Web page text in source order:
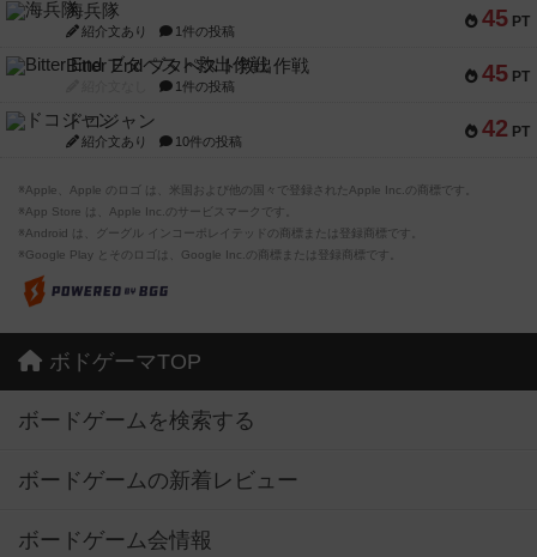
45 PT
海兵隊
紹介文あり 1件の投稿
45 PT
Bitter End ブタペスト救出作戦
1件の投稿
42 PT
ドコジャン
紹介文あり 10件の投稿
※Apple、Apple のロゴ は、米国および他の国々で登録されたApple Inc.の商標です。
※App Store は、Apple Inc.のサービスマークです。
※Android は、グーグル インコーポレイテッドの商標または登録商標です。
※Google Play とそのロゴは、Google Inc.の商標または登録商標です。
ボドゲーマTOP
ボードゲームを検索する
ボードゲームの新着レビュー
ボードゲーム会情報